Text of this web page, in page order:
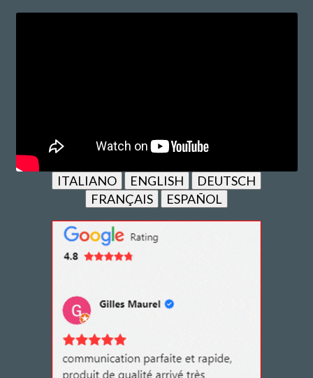
ITALIANO ENGLISH
DEUTSCH
FRANÇAIS
ESPAÑOL